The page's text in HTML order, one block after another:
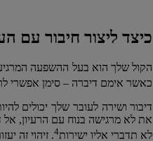
כיצד ליצור חיבור עם
הקול שלך הוא בעל ההשפעה
כאשר אימם דיברה – סימן אפשרי
דיבור ושירה לעובר שלך יכולים
את לא מרגישה בנוח עם הרעיון,
לא תדברי אליו ישירות4. זיהוי זה